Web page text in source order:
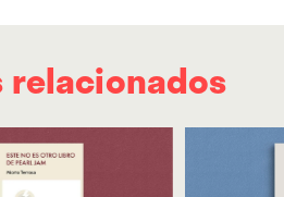
relacionados